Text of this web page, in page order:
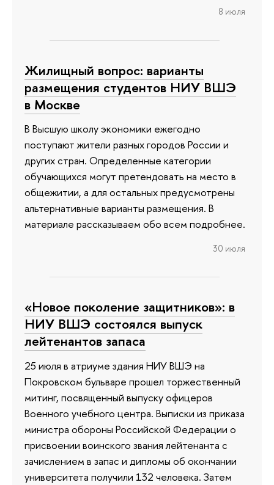
8 июля
Жилищный вопрос: варианты
размещения студентов НИУ ВШЭ
в Москве
В Высшую школу экономики ежегодно
поступают жители разных городов России и
других стран. Определенные категории
обучающихся могут претендовать на место в
общежитии, а для остальных предусмотрены
альтернативные варианты размещения. В
материале рассказываем обо всем подробнее.
30 июля
«Новое поколение защитников»: в
НИУ ВШЭ состоялся выпуск
лейтенантов запаса
25 июля в атриуме здания НИУ ВШЭ на
Покровском бульваре прошел торжественный
митинг, посвященный выпуску офицеров
Военного учебного центра. Выписки из приказа
министра обороны Российской Федерации о
присвоении воинского звания лейтенанта с
зачислением в запас и дипломы об окончании
университета получили 132 человека. Затем